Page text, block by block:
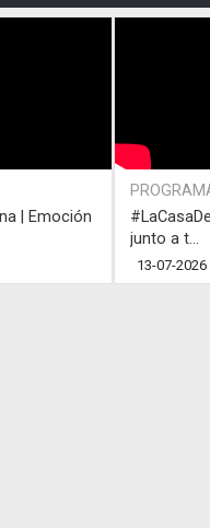
| Emoción
junto a t...
13-07-2026